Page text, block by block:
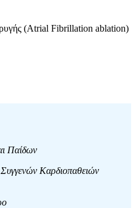
(Atrial Fibrillation ablation)
Παίδων
Καρδιοπαθειών